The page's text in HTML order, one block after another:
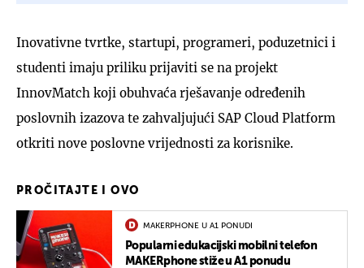
Inovativne tvrtke, startupi, programeri, poduzetnici i
studenti imaju priliku prijaviti se na projekt
InnovMatch koji obuhvaća rješavanje određenih
poslovnih izazova te zahvaljujući SAP Cloud Platform
otkriti nove poslovne vrijednosti za korisnike.
PROČITAJTE I OVO
MAKERPHONE U A1 PONUDI
Popularni edukacijski mobilni telefon
MAKERphone stiže u A1 ponudu